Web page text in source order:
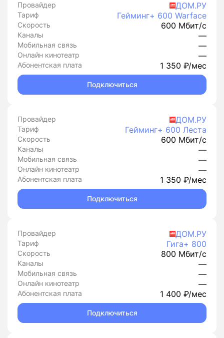
Провайдер ДОМ.РУ
Тариф Гейминг+ 600 Warface
Скорость 600 Мбит/с
Каналы —
Мобильная связь —
Онлайн кинотеатр —
Абонентская плата 1 350 ₽/мес
Подключиться
Провайдер ДОМ.РУ
Тариф Гейминг+ 600 Леста
Скорость 600 Мбит/с
Каналы —
Мобильная связь —
Онлайн кинотеатр —
Абонентская плата 1 350 ₽/мес
Подключиться
Провайдер ДОМ.РУ
Тариф Гига+ 800
Скорость 800 Мбит/с
Каналы —
Мобильная связь —
Онлайн кинотеатр —
Абонентская плата 1 400 ₽/мес
Подключиться